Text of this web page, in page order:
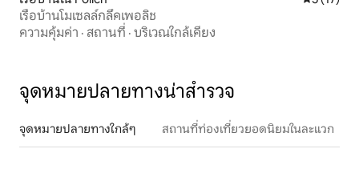
เรือบ้านโมเซลล์กลึคเพอลิช
ความคุ้มค่า · สถานที่ · บริเวณใกล้เคียง
จุดหมายปลายทางน่าสำรวจ
จุดหมายปลายทางใกล้ๆ สถานที่ท่องเที่ยวยอดนิยมในละแวก